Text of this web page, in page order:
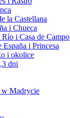
la Castellana
i Chueca
i Casa de Campo
España i Princesa
i okolice
dni
Madrycie